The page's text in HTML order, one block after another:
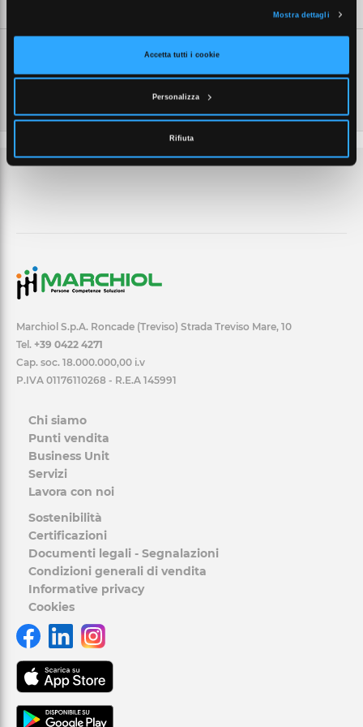
Mostra dettagli
Accetta tutti i cookie
Personalizza
Rifiuta
Marchiol S.p.A. Roncade (Treviso) Strada Treviso Mare, 10
Tel. +39 0422 4271
Cap. soc. 18.000.000,00 i.v
P.IVA 01176110268 - R.E.A 145991
Chi siamo
Punti vendita
Business Unit
Servizi
Lavora con noi
Sostenibilità
Certificazioni
Documenti legali - Segnalazioni
Condizioni generali di vendita
Informative privacy
Cookies